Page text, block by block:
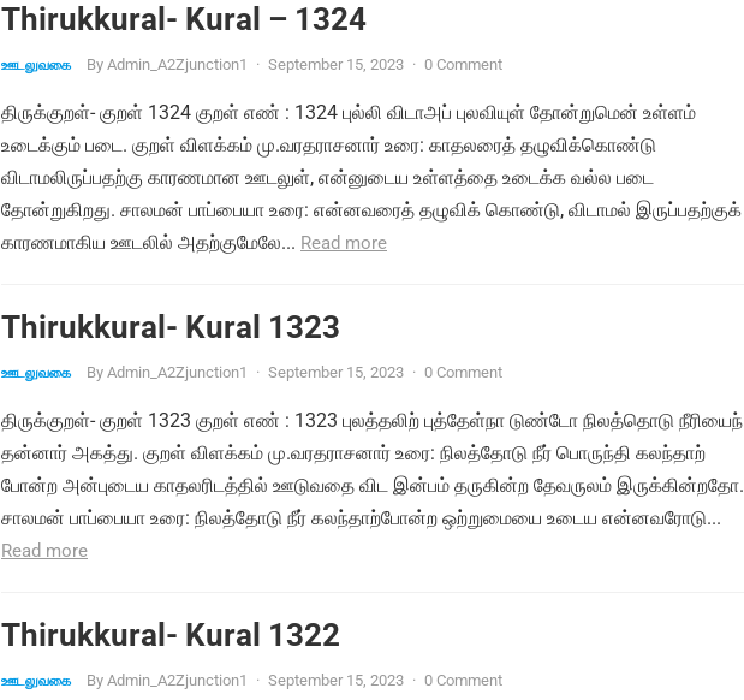
Thirukkural- Kural – 1324
ஊடலுவகை By Admin_A2Zjunction1 · September 15, 2023 · 0 Comment
திருக்குறள்- குறள் 1324 குறள் எண் : 1324 புல்லி விடாஅப் புலவியுள் தோன்றுமென் உள்ளம்
உடைக்கும் படை. குறள் விளக்கம் மு.வரதராசனார் உரை: காதலரைத் தழுவிக்கொண்டு
விடாமலிருப்பதற்கு காரணமான ஊடலுள், என்னுடைய உள்ளத்தை உடைக்க வல்ல படை
தோன்றுகிறது. சாலமன் பாப்பையா உரை: என்னவரைத் தழுவிக் கொண்டு, விடாமல் இருப்பதற்குக்
காரணமாகிய ஊடலில் அதற்குமேலே... Read more
Thirukkural- Kural 1323
ஊடலுவகை By Admin_A2Zjunction1 · September 15, 2023 · 0 Comment
திருக்குறள்- குறள் 1323 குறள் எண் : 1323 புலத்தலிற் புத்தேள்நா டுண்டோ நிலத்தொடு நீரியைந்
தன்னார் அகத்து. குறள் விளக்கம் மு.வரதராசனார் உரை: நிலத்தோடு நீர் பொருந்தி கலந்தாற்
போன்ற அன்புடைய காதலரிடத்தில் ஊடுவதை விட இன்பம் தருகின்ற தேவருலம் இருக்கின்றதோ.
சாலமன் பாப்பையா உரை: நிலத்தோடு நீர் கலந்தாற்போன்ற ஒற்றுமையை உடைய என்னவரோடு...
Read more
Thirukkural- Kural 1322
ஊடலுவகை By Admin_A2Zjunction1 · September 15, 2023 · 0 Comment